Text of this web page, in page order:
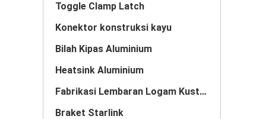
Toggle Clamp Latch
Konektor konstruksi kayu
Bilah Kipas Aluminium
Heatsink Aluminium
Fabrikasi Lembaran Logam Kustom
Braket Starlink